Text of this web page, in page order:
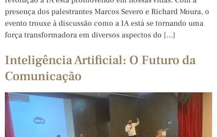
presença dos palestrantes Marcos Severo e Richard Moura, o
evento trouxe à discussão como a IA está se tornando uma
força transformadora em diversos aspectos do […]
Inteligência Artificial: O Futuro da
Comunicação